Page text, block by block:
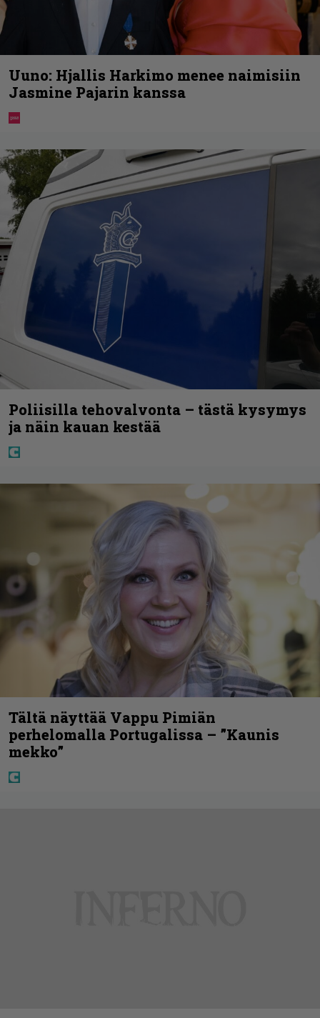
Uuno: Hjallis Harkimo menee naimisiin
Jasmine Pajarin kanssa
Poliisilla tehovalvonta – tästä kysymys
ja näin kauan kestää
Tältä näyttää Vappu Pimiän
perhelomalla Portugalissa – ”Kaunis
mekko”